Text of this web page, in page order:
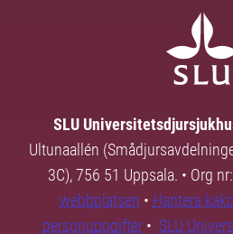
SLU
Ultunaallén
3C), 756 51 Uppsala. • Org
webbplatsen • Hantera
personuppgifter • SLU